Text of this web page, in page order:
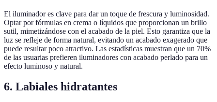
El iluminador es clave para dar un toque de frescura y luminosidad.
Optar por fórmulas en crema o líquidos que proporcionan un brillo
sutil, mimetizándose con el acabado de la piel. Esto garantiza que la
luz se refleje de forma natural, evitando un acabado exagerado que
puede resultar poco atractivo. Las estadísticas muestran que un 70%
de las usuarias prefieren iluminadores con acabado perlado para un
efecto luminoso y natural.
6. Labiales hidratantes